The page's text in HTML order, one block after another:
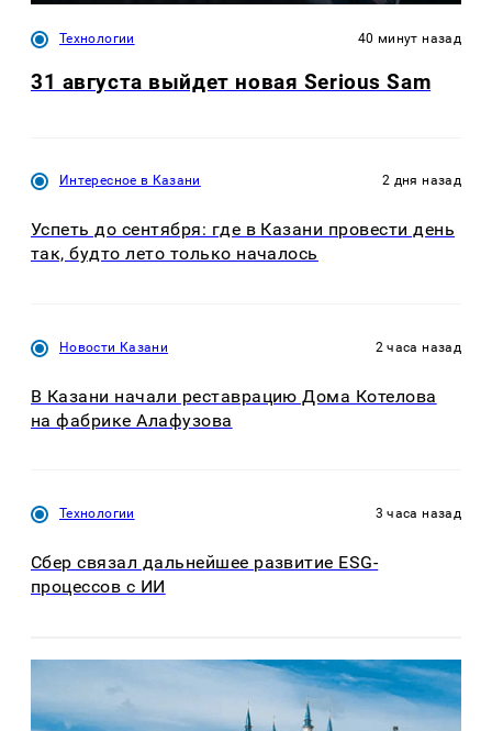
Технологии 40 минут назад
31 августа выйдет новая Serious Sam
Интересное в Казани 2 дня назад
Успеть до сентября: где в Казани провести день
так, будто лето только началось
Новости Казани 2 часа назад
В Казани начали реставрацию Дома Котелова
на фабрике Алафузова
Технологии 3 часа назад
Сбер связал дальнейшее развитие ESG-
процессов с ИИ